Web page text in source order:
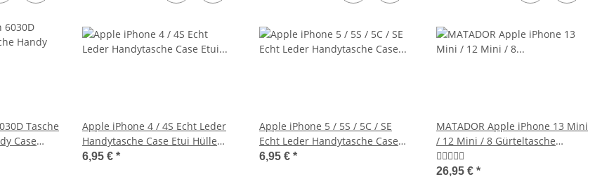
Tasche
Case
Apple iPhone 4 / 4S Echt Leder
Handytasche Case Etui Hülle
Pink
6,95 € *
Apple iPhone 5 / 5S / 5C / SE
Echt Leder Handytasche Case
Etui Rot
6,95 € *
MATADOR Apple iPhone 13 Mini
/ 12 Mini / 8 Gürteltasche
Schwarz
26,95 € *